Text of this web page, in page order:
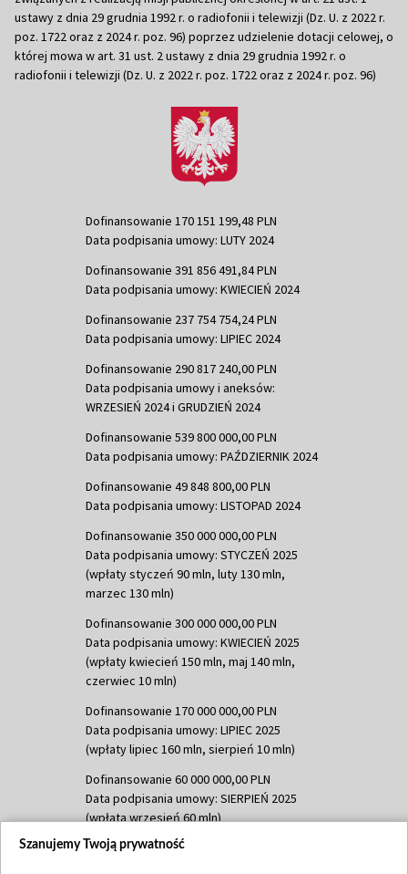
ustawy z dnia 29 grudnia 1992 r. o radiofonii i telewizji (Dz. U. z 2022 r.
poz. 1722 oraz z 2024 r. poz. 96) poprzez udzielenie dotacji celowej, o
której mowa w art. 31 ust. 2 ustawy z dnia 29 grudnia 1992 r. o
radiofonii i telewizji (Dz. U. z 2022 r. poz. 1722 oraz z 2024 r. poz. 96)
Dofinansowanie 170 151 199,48 PLN
Data podpisania umowy: LUTY 2024
Dofinansowanie 391 856 491,84 PLN
Data podpisania umowy: KWIECIEŃ 2024
Dofinansowanie 237 754 754,24 PLN
Data podpisania umowy: LIPIEC 2024
Dofinansowanie 290 817 240,00 PLN
Data podpisania umowy i aneksów:
WRZESIEŃ 2024 i GRUDZIEŃ 2024
Dofinansowanie 539 800 000,00 PLN
Data podpisania umowy: PAŹDZIERNIK 2024
Dofinansowanie 49 848 800,00 PLN
Data podpisania umowy: LISTOPAD 2024
Dofinansowanie 350 000 000,00 PLN
Data podpisania umowy: STYCZEŃ 2025
(wpłaty styczeń 90 mln, luty 130 mln,
marzec 130 mln)
Dofinansowanie 300 000 000,00 PLN
Data podpisania umowy: KWIECIEŃ 2025
(wpłaty kwiecień 150 mln, maj 140 mln,
czerwiec 10 mln)
Dofinansowanie 170 000 000,00 PLN
Data podpisania umowy: LIPIEC 2025
(wpłaty lipiec 160 mln, sierpień 10 mln)
Dofinansowanie 60 000 000,00 PLN
Data podpisania umowy: SIERPIEŃ 2025
(wpłata wrzesień 60 mln)
Dofinansowanie 635 783 051,21 PLN
Szanujemy Twoją prywatność